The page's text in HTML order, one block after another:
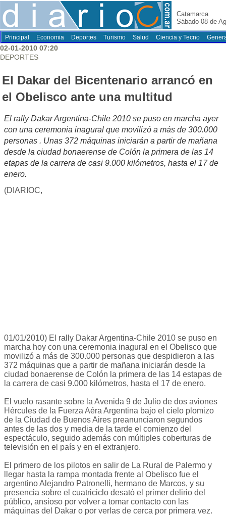
Catamarca
Sábado 08 de
Principal Economia Deportes Turismo Salud Ciencia y Tecno
02-01-2010 07:20
DEPORTES
El Dakar del Bicentenario arrancó en
el Obelisco ante una multitud
El rally Dakar Argentina-Chile 2010 se puso en marcha ayer
con una ceremonia inagural que movilizó a más de 300.000
personas . Unas 372 máquinas iniciarán a partir de mañana
desde la ciudad bonaerense de Colón la primera de las 14
etapas de la carrera de casi 9.000 kilómetros, hasta el 17 de
enero.
(DIARIOC,
01/01/2010) El rally Dakar Argentina-Chile 2010 se puso en
marcha hoy con una ceremonia inagural en el Obelisco que
movilizó a más de 300.000 personas que despidieron a las
372 máquinas que a partir de mañana iniciarán desde la
ciudad bonaerense de Colón la primera de las 14 estapas de
la carrera de casi 9.000 kilómetros, hasta el 17 de enero.
El vuelo rasante sobre la Avenida 9 de Julio de dos aviones
Hércules de la Fuerza Aéra Argentina bajo el cielo plomizo
de la Ciudad de Buenos Aires preanunciaron segundos
antes de las dos y media de la tarde el comienzo del
espectáculo, seguido además con múltiples coberturas de
televisión en el país y en el extranjero.
El primero de los pilotos en salir de La Rural de Palermo y
llegar hasta la rampa montada frente al Obelisco fue el
argentino Alejandro Patronelli, hermano de Marcos, y su
presencia sobre el cuatriciclo desató el primer delirio del
público, ansioso por volver a tomar contacto con las
máquinas del Dakar o por verlas de cerca por primera vez.